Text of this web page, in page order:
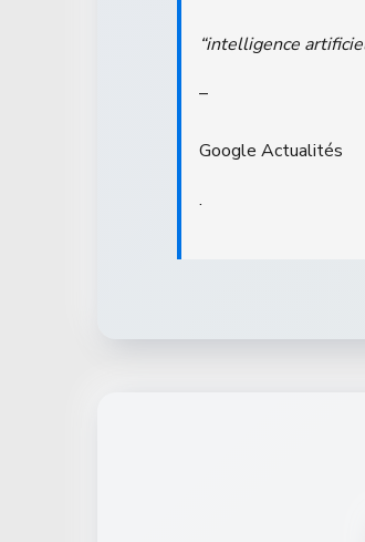
“intelligence
–
Google Actualités
.